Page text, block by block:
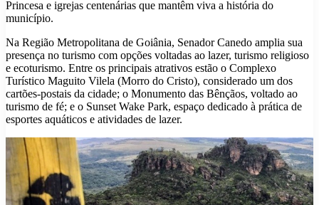
Princesa e igrejas centenárias que mantêm viva a história do
município.
Na Região Metropolitana de Goiânia, Senador Canedo amplia sua
presença no turismo com opções voltadas ao lazer, turismo religioso
e ecoturismo. Entre os principais atrativos estão o Complexo
Turístico Maguito Vilela (Morro do Cristo), considerado um dos
cartões-postais da cidade; o Monumento das Bênçãos, voltado ao
turismo de fé; e o Sunset Wake Park, espaço dedicado à prática de
esportes aquáticos e atividades de lazer.